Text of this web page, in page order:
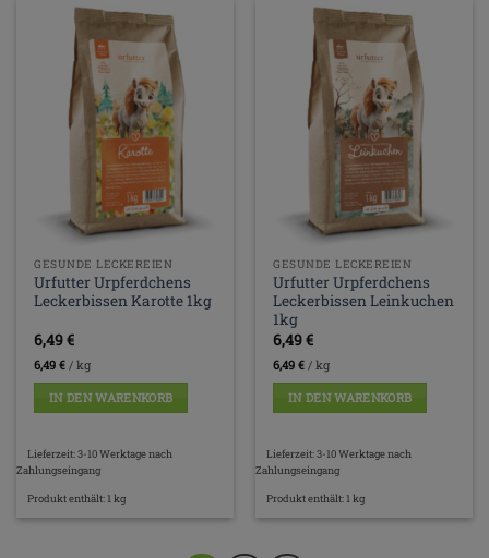
GESUNDE LECKEREIEN
Urfutter Urpferdchens
Leckerbissen Karotte 1kg
6,49€
6,49€ /kg
IN DEN WARENKORB
Lieferzeit:3-10 Werktage nach
Zahlungseingang
Produkt enthält: 1kg
GESUNDE LECKEREIEN
Urfutter Urpferdchens
Leckerbissen Leinkuchen
1kg
6,49€
6,49€ /kg
IN DEN WARENKORB
Lieferzeit:3-10 Werktage nach
Zahlungseingang
Produkt enthält: 1kg